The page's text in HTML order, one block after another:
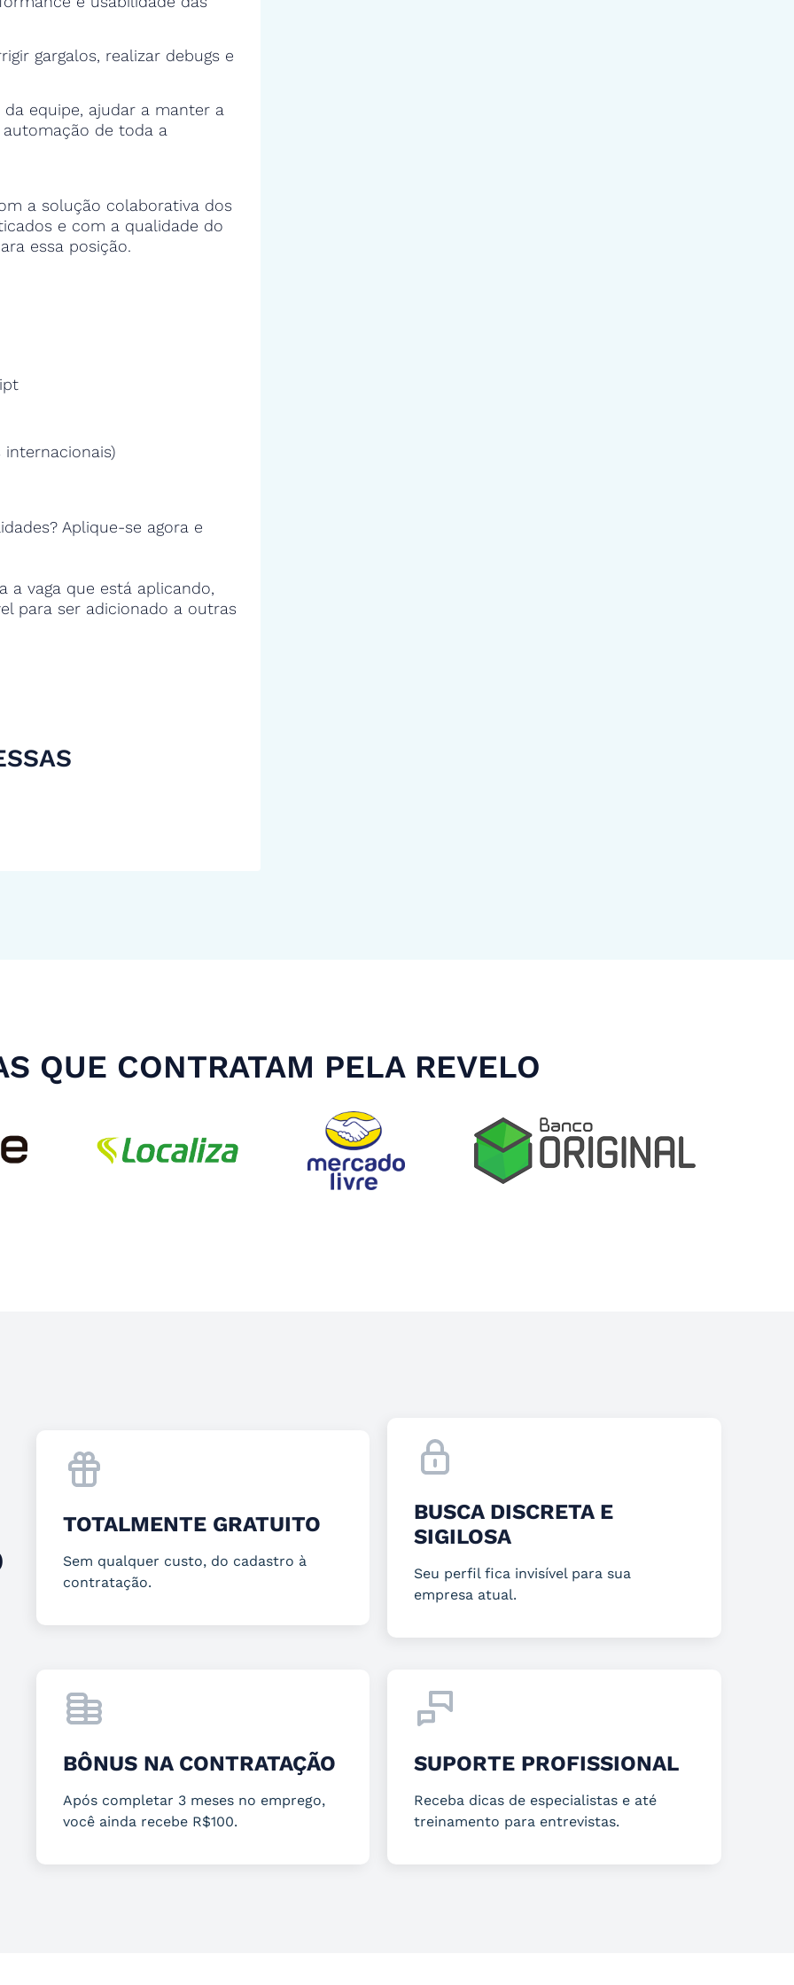
gargalos, realizar debugs e
equipe, ajudar a manter a
de toda a
a solução colaborativa dos
e com a qualidade do
essa posição.
internacionais)
Aplique-se agora e
a vaga que está aplicando,
para ser adicionado a outras
QUE CONTRATAM PELA REVELO
TOTALMENTE GRATUITO
Sem qualquer custo, do cadastro à
contratação.
BUSCA DISCRETA E
SIGILOSA
Seu perfil fica invisível para sua
empresa atual.
BÔNUS NA CONTRATAÇÃO
Após completar 3 meses no emprego,
você ainda recebe R$100.
SUPORTE PROFISSIONAL
Receba dicas de especialistas e até
treinamento para entrevistas.